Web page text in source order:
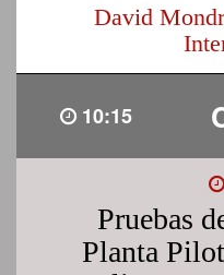
David
10:15
Pruebas
Planta